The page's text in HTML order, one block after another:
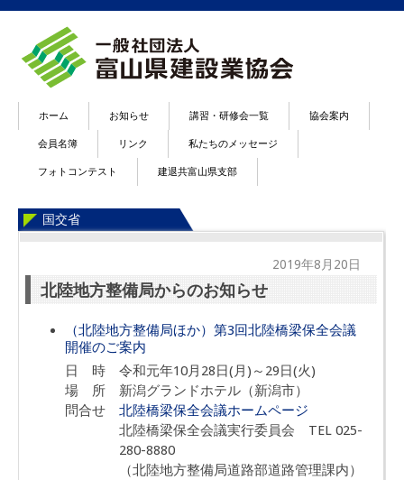
ホーム お知らせ 講習・研修会一覧 協会案内
会員名簿 リンク 私たちのメッセージ
フォトコンテスト 建退共富山県支部
国交省
2019年8月20日
北陸地方整備局からのお知らせ
（北陸地方整備局ほか）第3回北陸橋梁保全会議
開催のご案内
日 時 令和元年10月28日(月)～29日(火)
場 所 新潟グランドホテル（新潟市）
問合せ北陸橋梁保全会議ホームページ
北陸橋梁保全会議実行委員会 TEL 025-
280-8880
（北陸地方整備局道路部道路管理課内）